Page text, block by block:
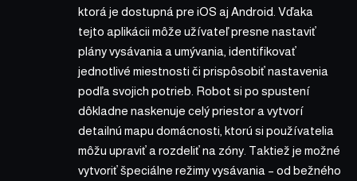
ktorá je dostupná pre iOS aj Android. Vďaka
tejto aplikácii môže užívateľ presne nastaviť
plány vysávania a umývania, identifikovať
jednotlivé miestnosti či prispôsobiť nastavenia
podľa svojich potrieb. Robot si po spustení
dôkladne naskenuje celý priestor a vytvorí
detailnú mapu domácnosti, ktorú si používatelia
môžu upraviť a rozdeliť na zóny. Taktiež je možné
vytvoriť špeciálne režimy vysávania – od bežného